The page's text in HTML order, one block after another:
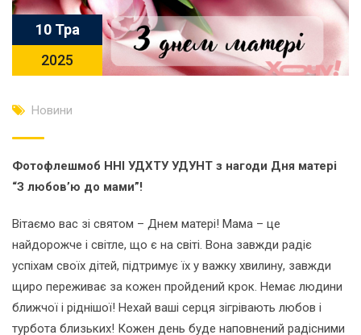
10 Тра
2025
Новини
Фотофлешмоб ННІ УДХТУ УДУНТ з нагоди Дня матері
“З любов’ю до мами”!
Вітаємо вас зі святом – Днем матері! Мама – це
найдорожче і світле, що є на світі. Вона завжди радіє
успіхам своїх дітей, підтримує їх у важку хвилину, завжди
щиро переживає за кожен пройдений крок. Немає людини
ближчої і ріднішої! Нехай ваші серця зігрівають любов і
турбота близьких! Кожен день буде наповнений радісними